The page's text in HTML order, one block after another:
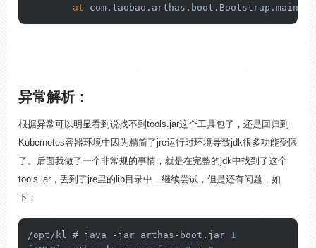
at
异常解析：
根据异常可以明显看到说找不到tools.jar这个工具包了，还是回归到
Kubernetes容器环境中因为精简了jre运行时环境导致jdk很多功能受限
了。后面我做了一个非常规的事情，就是在完整的jdk中找到了这个
tools.jar，丢到了jre里的lib目录中，继续尝试，但是还有问题，如
下：
/opt/kl # java -jar arthas-boot.jar 1